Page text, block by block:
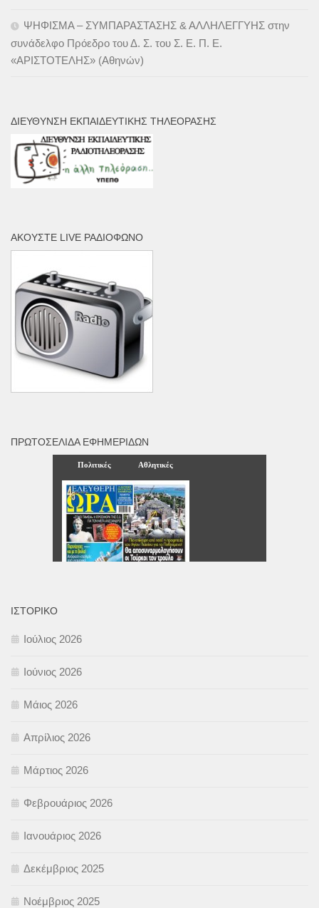
ΨΗΦΙΣΜΑ – ΣΥΜΠΑΡΑΣΤΑΣΗΣ & ΑΛΛΗΛΕΓΓΥΗΣ στην
συνάδελφο Πρόεδρο του Δ. Σ. του Σ. Ε. Π. Ε.
«ΑΡΙΣΤΟΤΕΛΗΣ» (Αθηνών)
ΔΙΕΎΘΥΝΣΗ ΕΚΠΑΙΔΕΥΤΙΚΉΣ ΤΗΛΕΌΡΑΣΗΣ
ΑΚΟΎΣΤΕ LIVE ΡΑΔΙΌΦΩΝΟ
ΠΡΩΤΟΣΈΛΙΔΑ ΕΦΗΜΕΡΊΔΩΝ
ΙΣΤΟΡΙΚΌ
Ιούλιος 2026
Ιούνιος 2026
Μάιος 2026
Απρίλιος 2026
Μάρτιος 2026
Φεβρουάριος 2026
Ιανουάριος 2026
Δεκέμβριος 2025
Νοέμβριος 2025